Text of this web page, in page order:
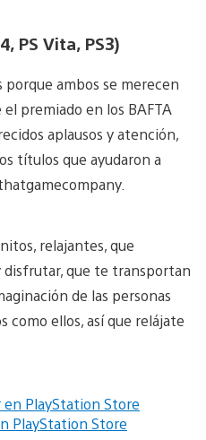
PS Vita, PS3)
porque ambos se merecen
premiado en los BAFTA
aplausos y atención,
títulos que ayudaron a
relajantes, que
disfrutar, que te transportan
de las personas
como ellos, así que relájate
en PlayStation Store
PlayStation Store